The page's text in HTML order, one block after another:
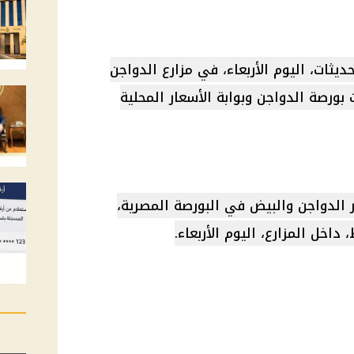
اليوم الأربعاء، في مزارع الدواجن
بورصة الدواجن وبوابة الأسعار المحلية
والبيض في البورصة المصرية،
المزارع، اليوم الأربعاء.